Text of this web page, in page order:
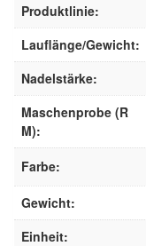
Produktlinie:
Lauflänge/Gewicht:
Nadelstärke:
Maschenprobe (R
M):
Farbe:
Gewicht:
Einheit: